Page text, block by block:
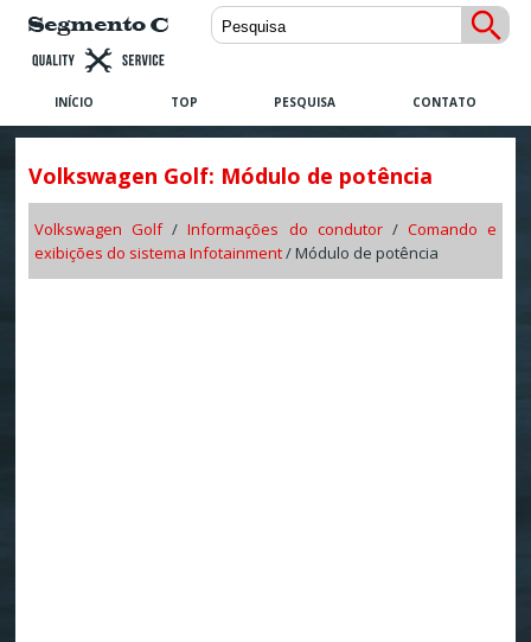
INÍCIO TOP PESQUISA CONTATO
Volkswagen Golf: Módulo de potência
Volkswagen Golf/Informações do condutor/ Comando e
exibições do sistema Infotainment/ Módulo de potência